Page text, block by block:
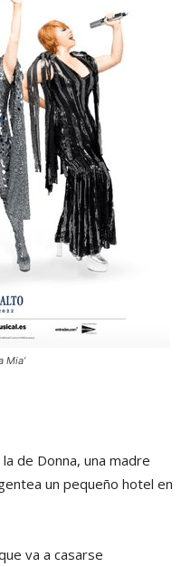
Mia’
de Donna, una madre
un pequeño hotel en
va a casarse